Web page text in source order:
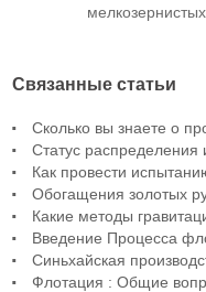
Связанные статьи
Сколько вы знаете о
Статус
Как провести
Обогащения золотых
Какие методы
Введение Процесса
Синьхайская
Флотация : Общие